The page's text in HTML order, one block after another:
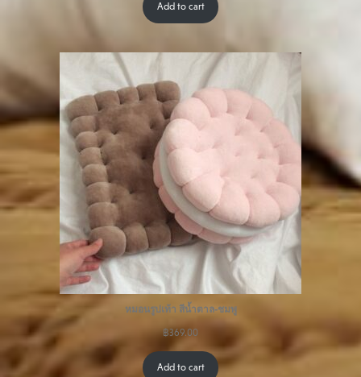
Add to cart
หมอนรูปเท้า สีน้ำตาล-ชมพู
฿369.00
Add to cart